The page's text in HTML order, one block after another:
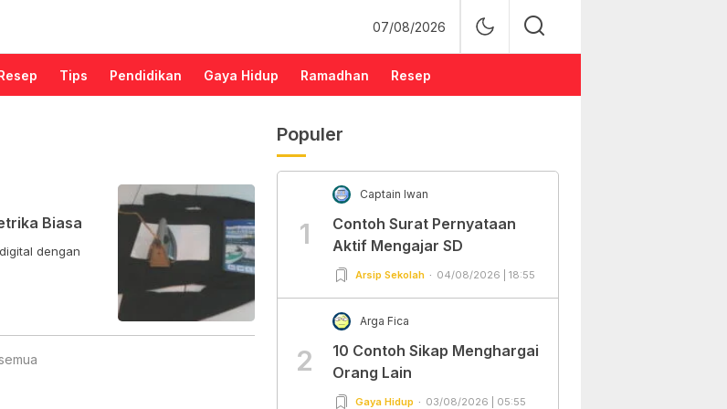
07/08/2026
Tips Pendidikan Gaya Hidup Ramadhan Resep
Biasa
dengan
Populer
1
Captain Iwan
Contoh Surat Pernyataan
Aktif Mengajar SD
Arsip Sekolah 04/08/2026 | 18:55
2
Arga Fica
10 Contoh Sikap Menghargai
Orang Lain
Gaya Hidup 03/08/2026 | 05:55